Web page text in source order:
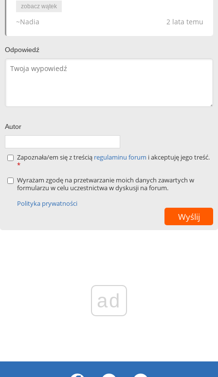
zobacz wątek
2 lata temu
~Nadia
Odpowiedź
Autor
Zapoznała/em się z treścią regulaminu forum i akceptuję jego treść.
*
Wyrażam zgodę na przetwarzanie moich danych zawartych w
formularzu w celu uczestnictwa w dyskusji na forum.
Polityka prywatności
ad